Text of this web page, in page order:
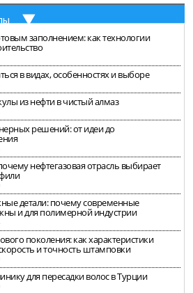
заполнением: как технологии
в видах, особенностях и выборе
из нефти в чистый алмаз
решений: от идеи до
нефтегазовая отрасль выбирает
детали: почему современные
и для полимерной индустрии
поколения: как характеристики
и точность штамповки
для пересадки волос в Турции